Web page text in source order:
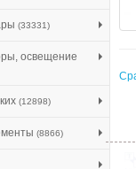
(33331)
освещение
(12898)
(8866)